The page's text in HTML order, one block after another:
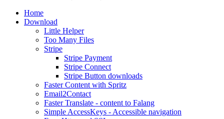
Home
Download
Little Helper
Too Many Files
Stripe
Stripe Payment
Stripe Connect
Stripe Button downloads
Faster Content with Spritz
Email2Contact
Faster Translate - content to Falang
Simple AccessKeys - Accessible navigation